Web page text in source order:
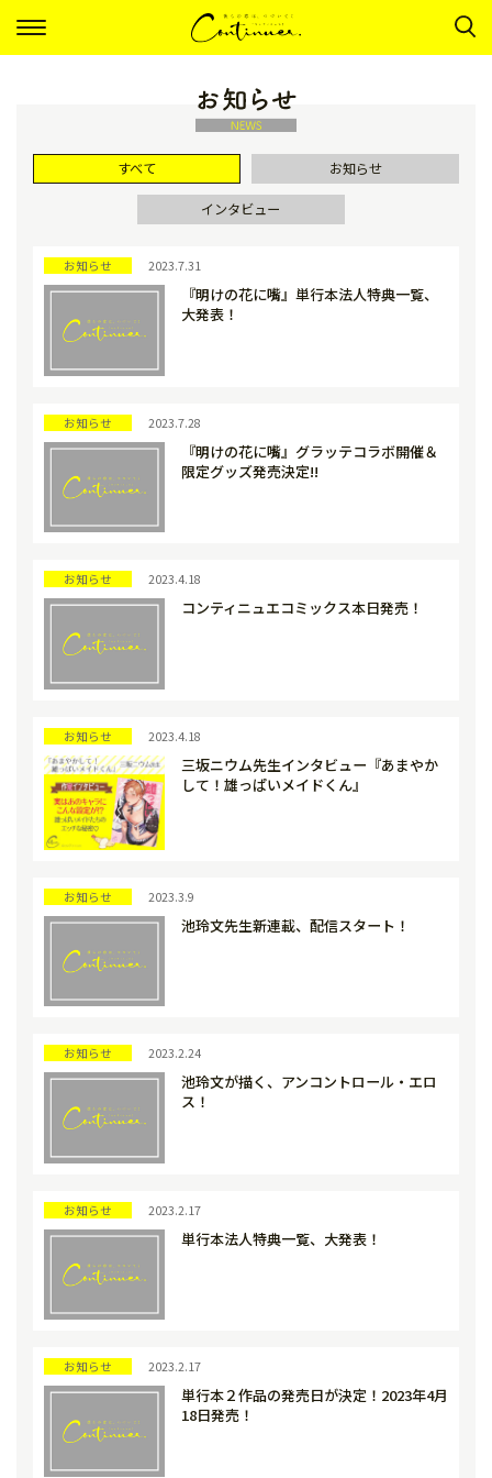
ナ
ゲ
すべて お知らせ
インタビュー
お知らせ 2023.7.31
『明けの花に嘴』単行本法人特典一覧、
大発表！
お知らせ 2023.7.28
『明けの花に嘴』グラッテコラボ開催＆
限定グッズ発売決定!!
お知らせ 2023.4.18
コンティニュエコミックス本日発売！
お知らせ 2023.4.18
三坂ニウム先生インタビュー『あまやか
して！雄っぱいメイドくん』
お知らせ 2023.3.9
池玲文先生新連載、配信スタート！
お知らせ 2023.2.24
池玲文が描く、アンコントロール・エロ
ス！
お知らせ 2023.2.17
単行本法人特典一覧、大発表！
お知らせ 2023.2.17
単行本２作品の発売日が決定！2023年4月
18日発売！